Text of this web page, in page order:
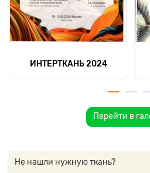
ИНТЕРТКАНЬ 2024
Перейти в
Не нашли нужную ткань?